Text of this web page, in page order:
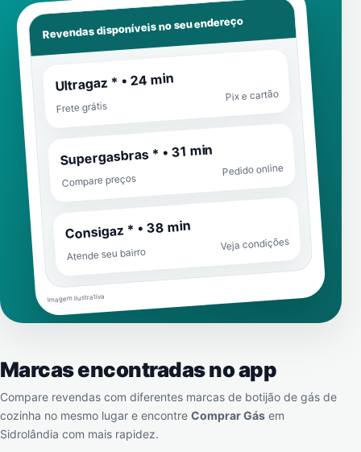
Revendas disponíveis no seu endereço
Ultragaz * • 24 min
Frete grátis
Pix e cartão
Supergasbras * • 31 min
Compare preços
Pedido online
Consigaz * • 38 min
Atende seu bairro
Veja condições
Imagem ilustrativa
Marcas encontradas no app
Compare revendas com diferentes marcas de botijão de gás de
cozinha no mesmo lugar e encontre Comprar Gás em
Sidrolândia com mais rapidez.